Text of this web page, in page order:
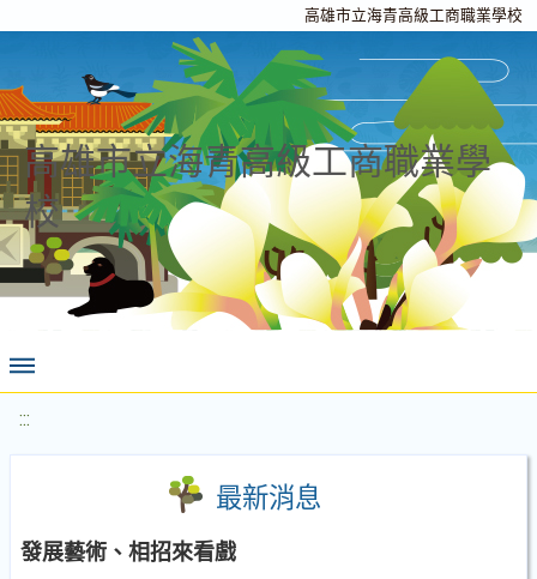
高雄市立海青高級工商職業學校
高雄市立海青高級工商職業學
校
:::
最新消息
發展藝術、相招來看戲